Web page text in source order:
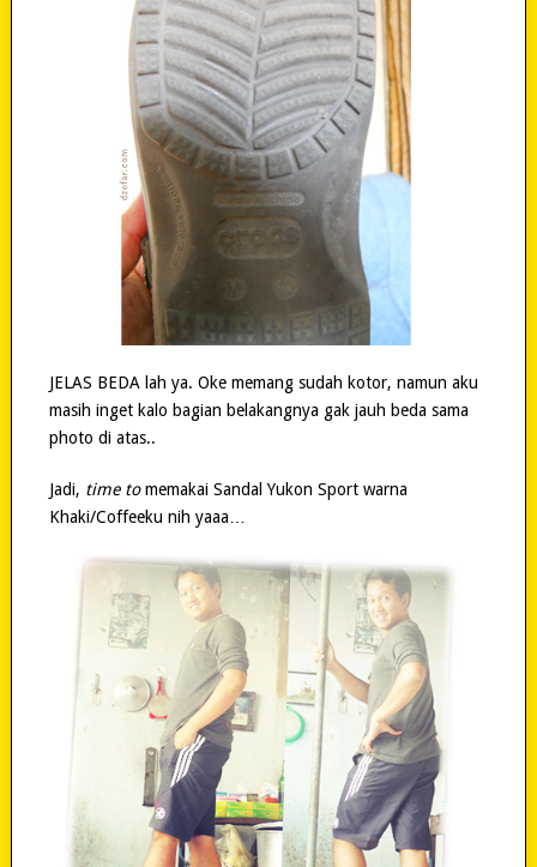
JELAS BEDA lah ya. Oke memang sudah kotor, namun aku
masih inget kalo bagian belakangnya gak jauh beda sama
photo di atas..
Jadi, time tomemakai Sandal Yukon Sport warna
Khaki/Coffeeku nih yaaa…